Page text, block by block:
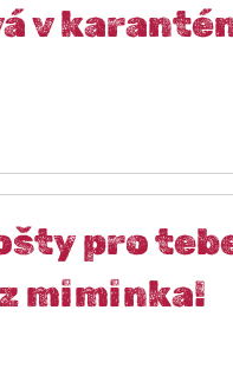
v
pro
miminka!